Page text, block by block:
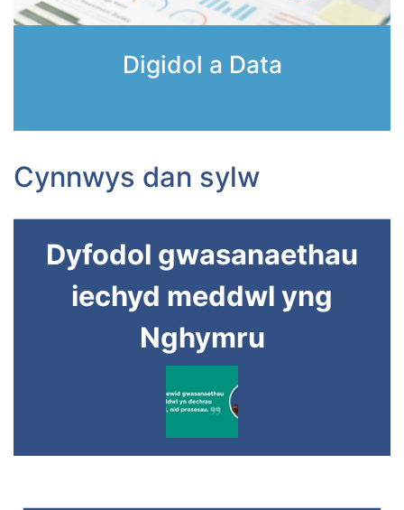
Digidol a Data
Cynnwys dan sylw
Dyfodol gwasanaethau
iechyd meddwl yng
Nghymru